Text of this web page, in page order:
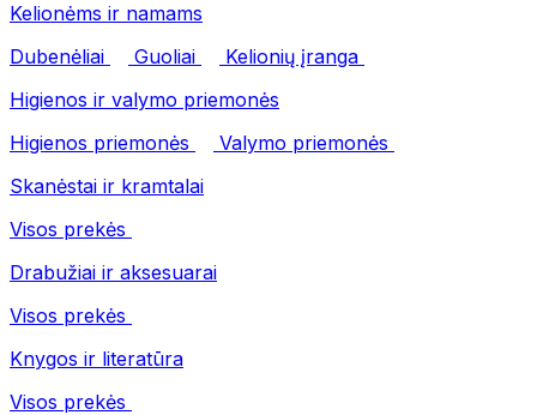
Kelionėms ir namams
Dubenėliai
Guoliai
Kelionių įranga
Higienos ir valymo priemonės
Higienos priemonės
Valymo priemonės
Skanėstai ir kramtalai
Visos prekės
Drabužiai ir aksesuarai
Visos prekės
Knygos ir literatūra
Visos prekės